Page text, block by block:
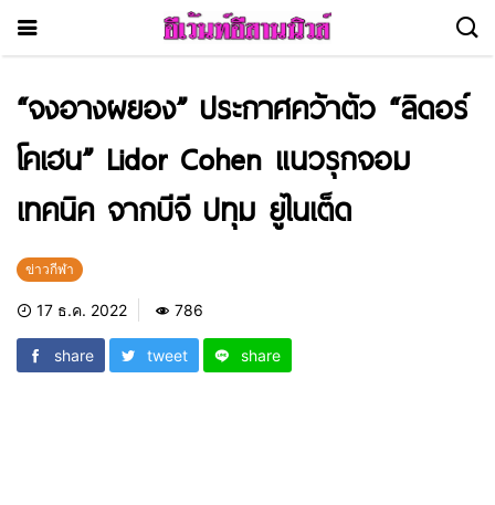
“จงอางผยอง” ประกาศคว้าตัว “ลิดอร์
โคเฮน” Lidor Cohen แนวรุกจอม
เทคนิค จากบีจี ปทุม ยูไนเต็ด
ข่าวกีฬา
17 ธ.ค. 2022 786
share tweet share